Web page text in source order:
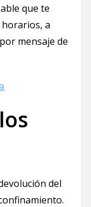
que te
a
mensaje de
del